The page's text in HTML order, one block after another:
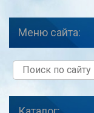
Меню сайта: